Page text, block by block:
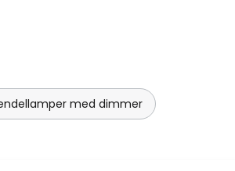
med dimmer